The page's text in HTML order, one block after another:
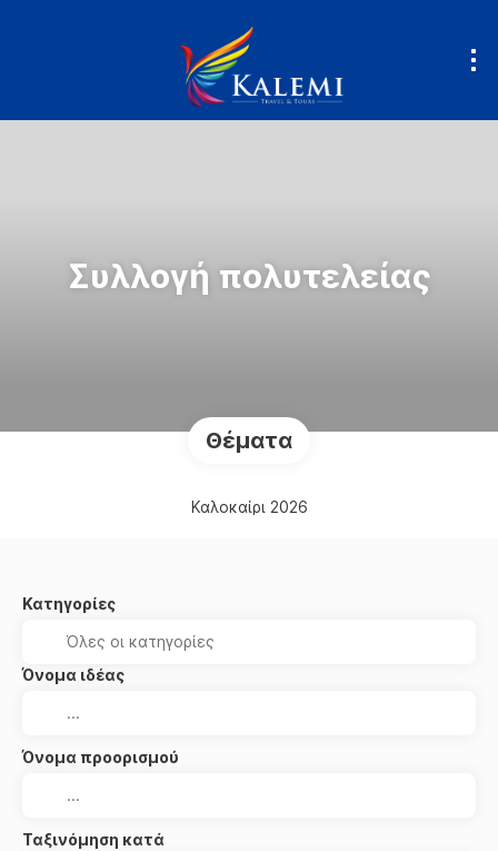
Συλλογή πολυτελείας
Θέματα
Καλοκαίρι 2026
Κατηγορίες
Όνομα ιδέας
Όνομα προορισμού
Ταξινόμηση κατά